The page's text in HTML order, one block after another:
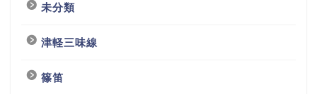
未分類
津軽三味線
篠笛